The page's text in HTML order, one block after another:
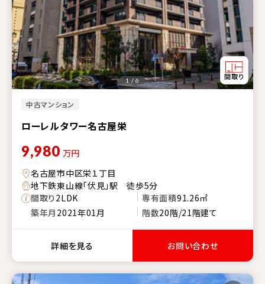
中古マンション
ローレルタワー名古屋栄
1 / 6
9,980 万円
名古屋市中区栄１丁目
地下鉄東山線「伏見」駅 徒歩5分
間取り2LDK 専有面積91.26㎡
築年月 2021年01月 階数20階/21階建て
詳細を見る お問い合わせ